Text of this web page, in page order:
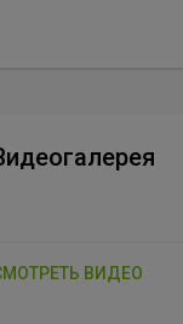
ВИДЕО